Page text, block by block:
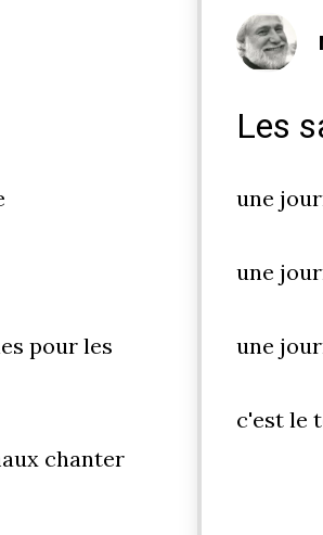
pour les
chanter
Les
une
une
une
c'est le